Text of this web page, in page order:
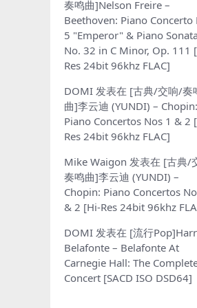
奏鸣曲]Nelson Freire –
Beethoven: Piano Concerto
5 "Emperor" & Piano
No. 32 in C Minor, Op. 111
Res 24bit 96khz FLAC]
DOMI 发表在 [古典/交响/奏
曲]李云迪 (YUNDI) – Chopin:
Piano Concertos Nos 1 & 2
Res 24bit 96khz FLAC]
Mike Waigon 发表在 [古典/
奏鸣曲]李云迪 (YUNDI) –
Chopin: Piano Concertos
& 2 [Hi-Res 24bit 96khz
DOMI 发表在 [流行
Belafonte – Belafonte At
Carnegie Hall: The
Concert [SACD ISO DSD64]